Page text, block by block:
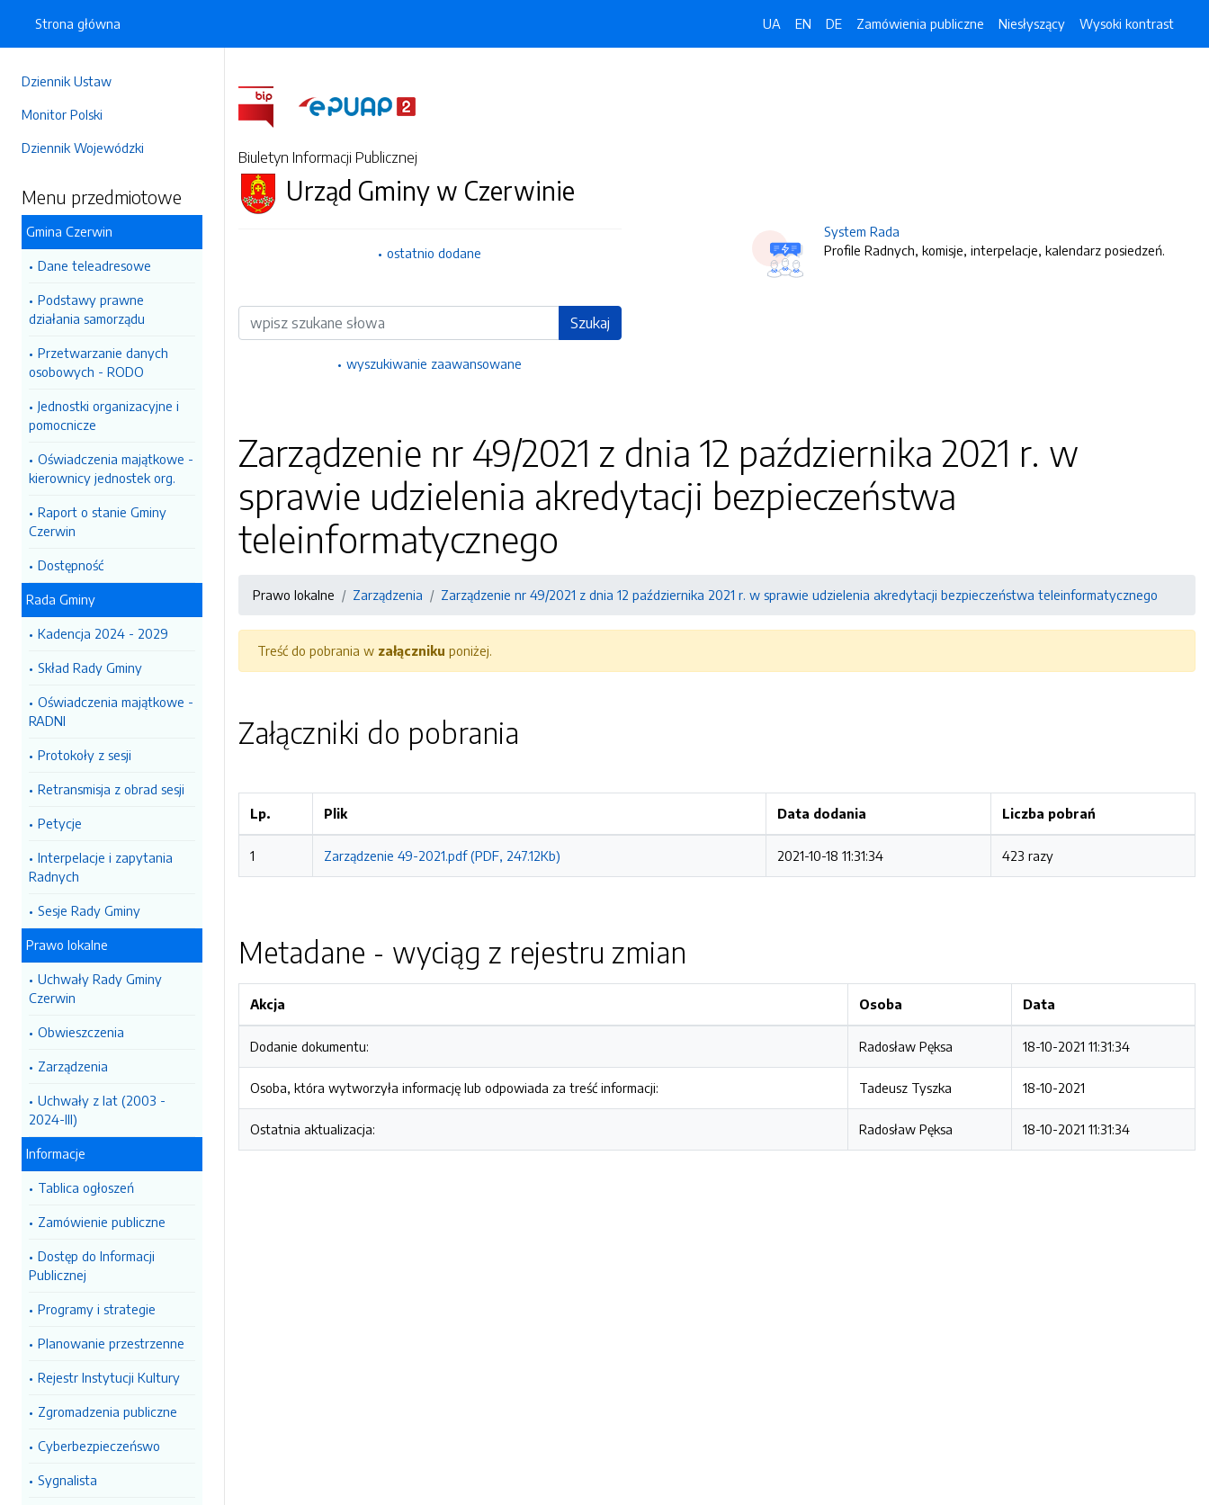
Dziennik Ustaw
Monitor Polski
Dziennik Wojewódzki
Menu przedmiotowe
Gmina Czerwin
Dane teleadresowe
Podstawy prawne
działania samorządu
Przetwarzanie danych
osobowych - RODO
Jednostki organizacyjne i
pomocnicze
Oświadczenia majątkowe -
kierownicy jednostek org.
Raport o stanie Gminy
Czerwin
Dostępność
Rada Gminy
Kadencja 2024 - 2029
Skład Rady Gminy
Oświadczenia majątkowe -
RADNI
Protokoły z sesji
Retransmisja z obrad sesji
Petycje
Interpelacje i zapytania
Radnych
Sesje Rady Gminy
Prawo lokalne
Uchwały Rady Gminy
Czerwin
Obwieszczenia
Zarządzenia
Uchwały z lat (2003 -
2024-III)
Informacje
Tablica ogłoszeń
Zamówienie publiczne
Dostęp do Informacji
Publicznej
Programy i strategie
Planowanie przestrzenne
Rejestr Instytucji Kultury
Zgromadzenia publiczne
Cyberbezpieczeńswo
Sygnalista
Strona główna UA EN DE Zamówienia publiczne Niesłyszący Wysoki kontrast
Biuletyn Informacji Publicznej
Urząd Gminy w Czerwinie
ostatnio dodane
Wyszukiwarka Szukaj
wyszukiwanie zaawansowane
System Rada
Profile Radnych, komisje, interpelacje, kalendarz posiedzeń.
Zarządzenie nr 49/2021 z dnia 12 października 2021 r. w
sprawie udzielenia akredytacji bezpieczeństwa
teleinformatycznego
Prawo lokalne Zarządzenia Zarządzenie nr 49/2021 z dnia 12 października 2021 r. w sprawie udzielenia akredytacji bezpieczeństwa teleinformatycznego
Treść do pobrania w załączniku poniżej.
Załączniki do pobrania
Lp. Plik Data dodania Liczba pobrań
1 Zarządzenie 49-2021.pdf (PDF, 247.12Kb) 2021-10-18 11:31:34 423 razy
Metadane - wyciąg z rejestru zmian
Akcja Osoba Data
Dodanie dokumentu: Radosław Pęksa 18-10-2021 11:31:34
Osoba, która wytworzyła informację lub odpowiada za treść informacji: Tadeusz Tyszka 18-10-2021
Ostatnia aktualizacja: Radosław Pęksa 18-10-2021 11:31:34